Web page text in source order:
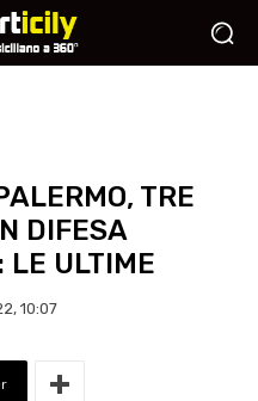
TRE
DIFESA
LE ULTIME
10:07